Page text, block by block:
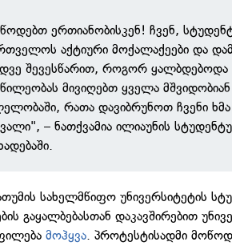
ერთიანობისკენ! ჩვენ,
აქტიური მოქალაქეები და
შევესწარით, როგორ ყალბდებოდა
მივიღებთ ყველა მშვიდობიან
რათა დავიბრუნოთ ჩვენი
– ნათქვამია ილიაუნის
სახელმწიფო უნივერსიტეტის
გაყალბებასთან დაკავშირებით
მოჰყვა. პროტესტისადმი